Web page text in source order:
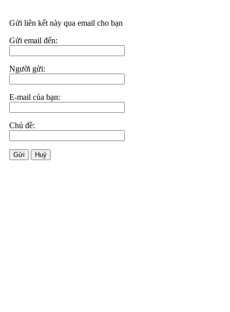
Gửi liên kết này qua email cho bạn
Gửi email đến:
Người gửi:
E-mail của bạn:
Chủ đề:
Gửi Huỷ